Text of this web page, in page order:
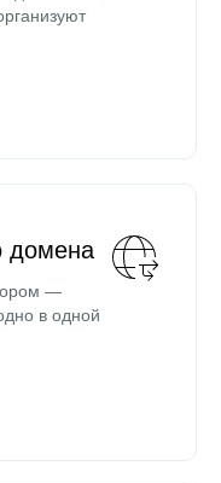
домена
—
в одной